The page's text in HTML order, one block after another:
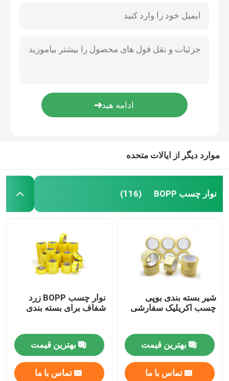
موارد دیگر از ایالات متحده
نوار چسب BOPP (116)
شیر بسته بندی بوپی
چسب اکریلیک سفارشی
بهترین قیمت
تماس با ما
نوار چسب BOPP زرد
شفاف برای بسته بندی
بهترین قیمت
تماس با ما